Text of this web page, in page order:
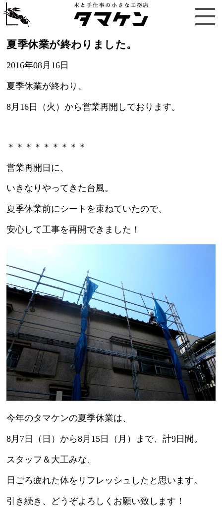
夏季休業が終わりました。
2016年08月16日
夏季休業が終わり、
8月16日（火）から営業再開しております。
＊＊＊＊＊＊＊＊＊
営業再開日に、
いきなりやってきた台風。
夏季休業前にシートを束ねていたので、
安心して工事を再開できました！
今年のタマケンの夏季休業は、
8月7日（日）から8月15日（月）まで、計9日間。
スタッフ＆大工みな、
日ごろ疲れた体をリフレッシュしたと思います。
引き続き、どうぞよろしくお願い致します！